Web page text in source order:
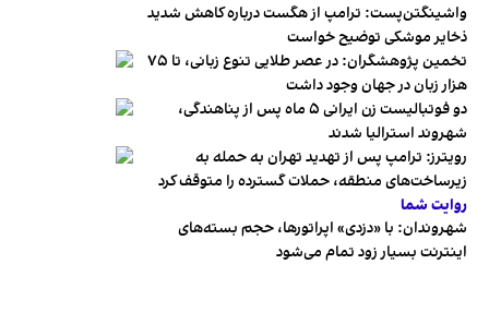
واشینگتن‌پست: ترامپ از هگست درباره کاهش شدید
ذخایر موشکی توضیح خواست
تخمین پژوهشگران: در عصر طلایی تنوع زبانی، تا ۷۵
هزار زبان در جهان وجود داشت
دو فوتبالیست زن ایرانی ۵ ماه پس از پناهندگی،
شهروند استرالیا شدند
رویترز: ترامپ پس از تهدید تهران به حمله به
زیرساخت‌های منطقه، حملات گسترده را متوقف کرد
روایت شما
شهروندان:‌ با «دزدی» اپراتورها، حجم بسته‌های
اینترنت بسیار زود تمام می‌شود